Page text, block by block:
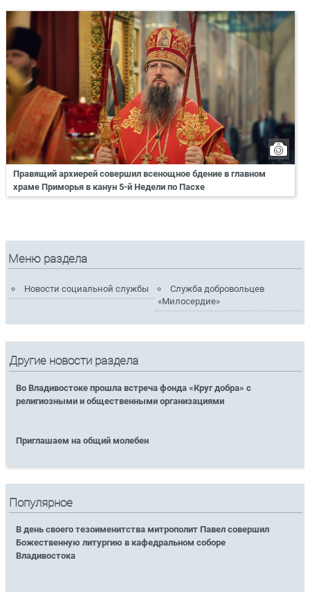
Правящий архиерей совершил всенощное бдение в главном
храме Приморья в канун 5-й Недели по Пасхе
Меню раздела
Новости социальной службы
Служба добровольцев
«Милосердие»
Другие новости раздела
Во Владивостоке прошла встреча фонда «Круг добра» с
религиозными и общественными организациями
Приглашаем на общий молебен
Популярное
В день своего тезоименитства митрополит Павел совершил
Божественную литургию в кафедральном соборе
Владивостока